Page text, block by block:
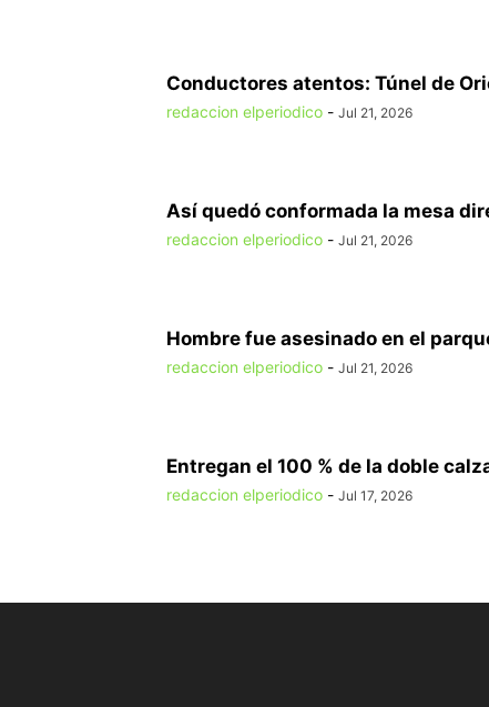
Conductores atentos: Túnel de
redaccion elperiodico - Jul 21, 2026
Así quedó conformada la mesa
redaccion elperiodico - Jul 21, 2026
Hombre fue asesinado en el
redaccion elperiodico - Jul 21, 2026
Entregan el 100 % de la doble
redaccion elperiodico - Jul 17, 2026